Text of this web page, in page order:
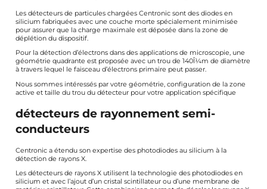
Les détecteurs de particules chargées Centronic sont des diodes en
silicium fabriquées avec une couche morte spécialement minimisée
pour assurer que la charge maximale est déposée dans la zone de
déplétion du dispositif.
Pour la détection d’électrons dans des applications de microscopie, une
géométrie quadrante est proposée avec un trou de 140Î¼m de diamètre
à travers lequel le faisceau d’électrons primaire peut passer.
Nous sommes intéressés par votre géométrie, configuration de la zone
active et taille du trou du détecteur pour votre application spécifique
détecteurs de rayonnement semi-
conducteurs
Centronic a étendu son expertise des photodiodes au silicium à la
détection de rayons X.
Les détecteurs de rayons X utilisent la technologie des photodiodes en
silicium et avec l’ajout d’un cristal scintillateur ou d’une membrane de